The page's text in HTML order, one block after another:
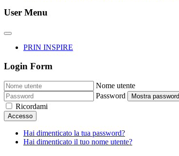
User Menu
PRIN INSPIRE
Login Form
Nome utente
Password
Mostra password
Ricordami
Accesso
Hai dimenticato la tua password?
Hai dimenticato il tuo nome utente?